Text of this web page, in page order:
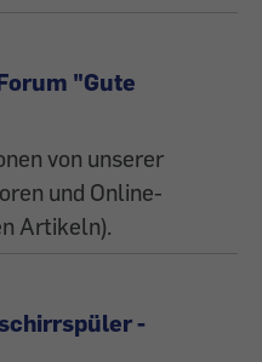
"Gute
von unserer
und Online-
Artikeln).
-